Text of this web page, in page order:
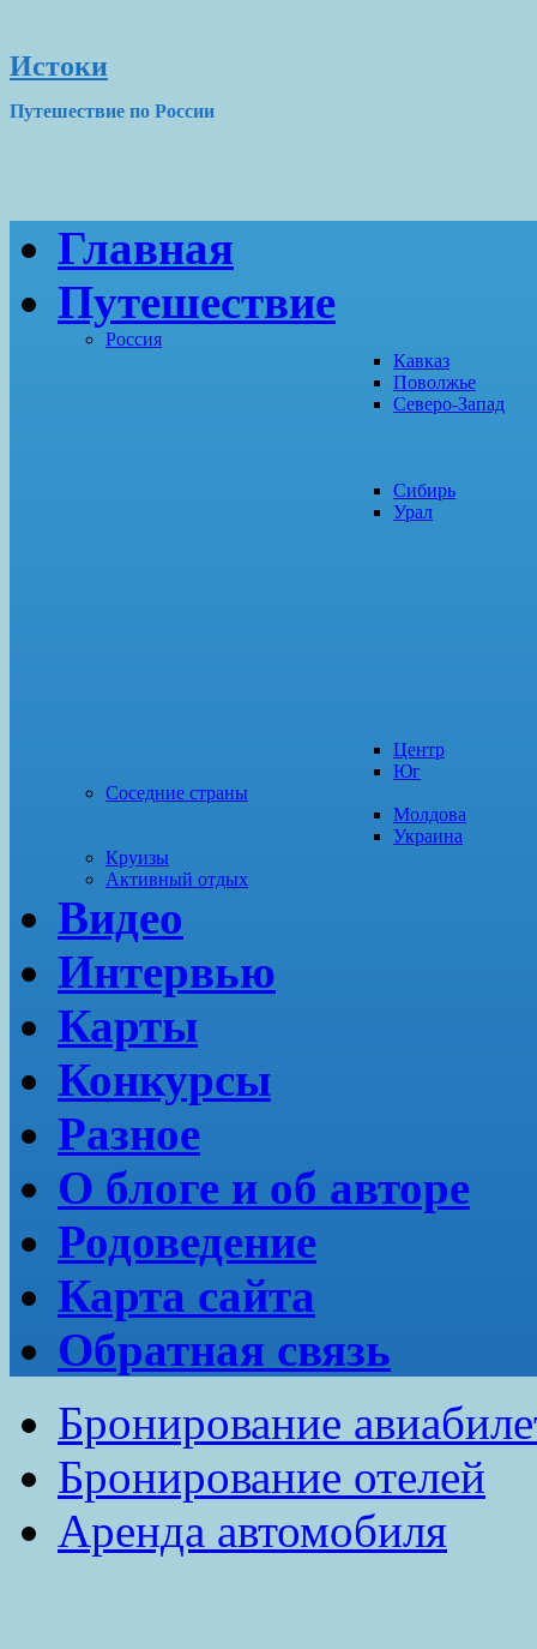
Истоки
Путешествие по России
Главная
Путешествие
Россия
Кавказ
Поволжье
Северо-Запад
Сибирь
Урал
Центр
Юг
Соседние страны
Молдова
Украина
Круизы
Активный отдых
Видео
Интервью
Карты
Конкурсы
Разное
О блоге и об авторе
Родоведение
Карта сайта
Обратная связь
Бронирование
Бронирование отелей
Аренда автомобиля